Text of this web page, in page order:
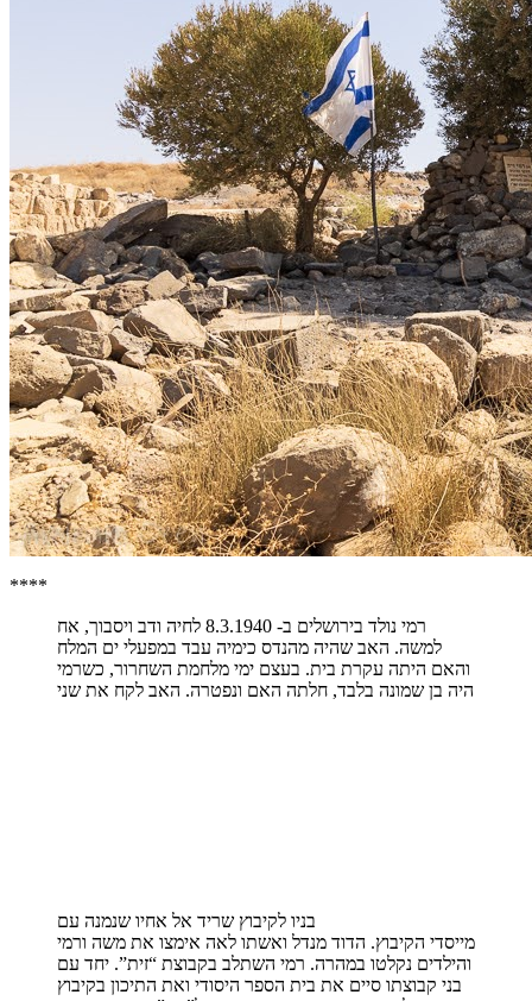
****
רמי נולד בירושלים ב- 8.3.1940 לחיה ודב ויסבוך, אח
למשה. האב שהיה מהנדס כימיה עבד במפעלי ים המלח
והאם היתה עקרת בית. בעצם ימי מלחמת השחרור, כשרמי
היה בן שמונה בלבד, חלתה האם ונפטרה. האב לקח את שני
בניו לקיבוץ שריד אל אחיו שנמנה עם
מייסדי הקיבוץ. הדוד מנדל ואשתו לאה אימצו את משה ורמי
והילדים נקלטו במהרה. רמי השתלב בקבוצת “זית”. יחד עם
בני קבוצתו סיים את בית הספר היסודי ואת התיכון בקיבוץ